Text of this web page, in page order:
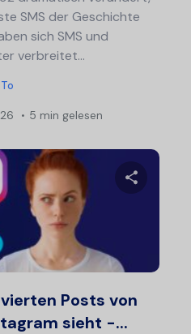
SMS der Geschichte
sich SMS und
verbreitet...
5 min gelesen
Posts von
sieht -...